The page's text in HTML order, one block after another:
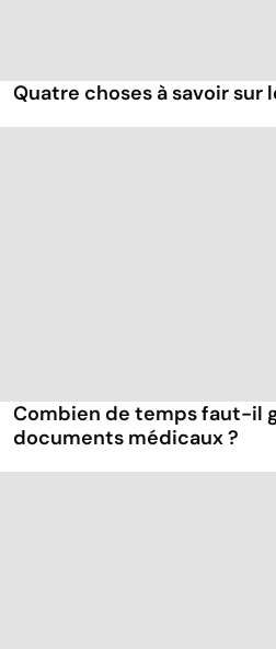
Quatre choses à savoir
Combien de temps faut-il
documents médicaux ?